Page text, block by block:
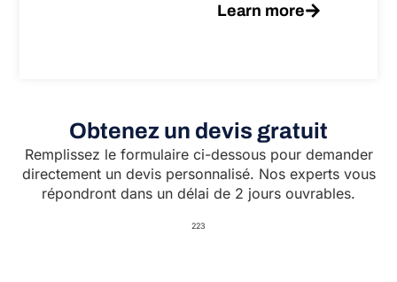
Learn more
Obtenez un devis gratuit
Remplissez le formulaire ci-dessous pour demander
directement un devis personnalisé. Nos experts vous
répondront dans un délai de 2 jours ouvrables.
223